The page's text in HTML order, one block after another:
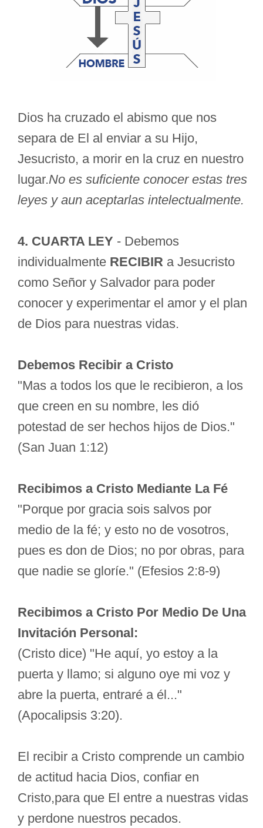
Dios ha cruzado el abismo que nos
separa de El al enviar a su Hijo,
Jesucristo, a morir en la cruz en nuestro
lugar.No es suficiente conocer estas tres
leyes y aun aceptarlas intelectualmente.
4. CUARTA LEY - Debemos
individualmente RECIBIR a Jesucristo
como Señor y Salvador para poder
conocer y experimentar el amor y el plan
de Dios para nuestras vidas.
Debemos Recibir a Cristo
"Mas a todos los que le recibieron, a los
que creen en su nombre, les dió
potestad de ser hechos hijos de Dios."
(San Juan 1:12)
Recibimos a Cristo Mediante La Fé
"Porque por gracia sois salvos por
medio de la fé; y esto no de vosotros,
pues es don de Dios; no por obras, para
que nadie se gloríe." (Efesios 2:8-9)
Recibimos a Cristo Por Medio De Una
Invitación Personal:
(Cristo dice) "He aquí, yo estoy a la
puerta y llamo; si alguno oye mi voz y
abre la puerta, entraré a él..."
(Apocalipsis 3:20).
El recibir a Cristo comprende un cambio
de actitud hacia Dios, confiar en
Cristo,para que El entre a nuestras vidas
y perdone nuestros pecados.